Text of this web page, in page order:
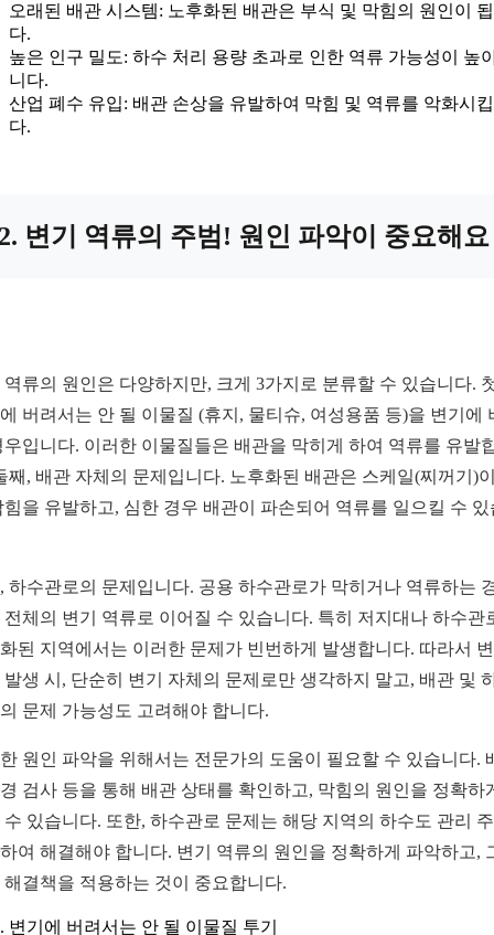
오래된 배관 시스템: 노후화된 배관은 부식 및 막힘의 원인이
다.
높은 인구 밀도: 하수 처리 용량 초과로 인한 역류 가능성이 높
니다.
산업 폐수 유입: 배관 손상을 유발하여 막힘 및 역류를 악화시
다.
변기 역류의 주범! 원인 파악이 중요해요
역류의 원인은 다양하지만, 크게 3가지로 분류할 수 있습니다.
버려서는 안 될 이물질 (휴지, 물티슈, 여성용품 등)을 변기에
우입니다. 이러한 이물질들은 배관을 막히게 하여 역류를 유발
째, 배관 자체의 문제입니다. 노후화된 배관은 스케일(찌꺼기)
힘을 유발하고, 심한 경우 배관이 파손되어 역류를 일으킬 수 있
하수관로의 문제입니다. 공용 하수관로가 막히거나 역류하는
전체의 변기 역류로 이어질 수 있습니다. 특히 저지대나 하수관
된 지역에서는 이러한 문제가 빈번하게 발생합니다. 따라서
발생 시, 단순히 변기 자체의 문제로만 생각하지 말고, 배관 및
문제 가능성도 고려해야 합니다.
원인 파악을 위해서는 전문가의 도움이 필요할 수 있습니다.
검사 등을 통해 배관 상태를 확인하고, 막힘의 원인을 정확하
수 있습니다. 또한, 하수관로 문제는 해당 지역의 하수도 관리
여 해결해야 합니다. 변기 역류의 원인을 정확하게 파악하고,
해결책을 적용하는 것이 중요합니다.
변기에 버려서는 안 될 이물질 투기